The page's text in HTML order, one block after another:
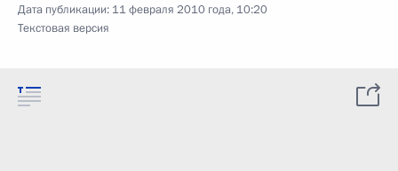
Дата публикации: 11 февраля 2010 года, 10:20
Текстовая версия